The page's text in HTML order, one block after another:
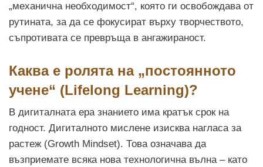
„механична необходимост“, която ги освобождава от
рутината, за да се фокусират върху творчеството,
съпротивата се превръща в ангажираност.
Каква е ролята на „постоянното
учене“ (Lifelong Learning)?
В дигиталната ера знанието има кратък срок на
годност. Дигиталното мислене изисква нагласа за
растеж (Growth Mindset). Това означава да
възприемате всяка нова технологична вълна – като